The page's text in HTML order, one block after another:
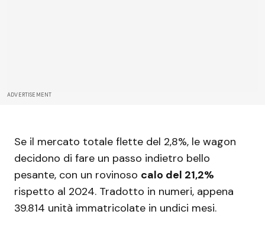
ADVERTISEMENT
Se il mercato totale flette del 2,8%, le wagon
decidono di fare un passo indietro bello
pesante, con un rovinoso calo del 21,2%
rispetto al 2024. Tradotto in numeri, appena
39.814 unità immatricolate in undici mesi.